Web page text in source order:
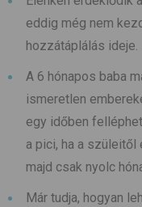
eddig még nem
hozzátáplálás ideje.
A 6 hónapos baba
ismeretlen
egy időben
a pici, ha a
majd csak nyolc
Már tudja, hogyan